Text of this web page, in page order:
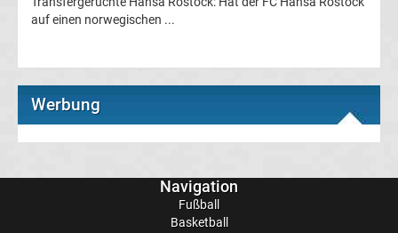
Transfergerüchte
Transfergerüchte
auf einen norwegischen ...
Werbung
Navigation
Fußball
Basketball